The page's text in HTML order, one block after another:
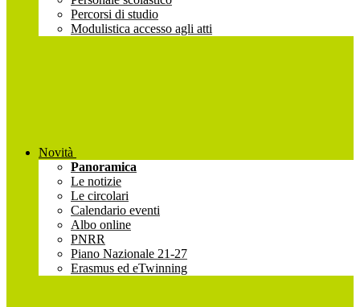
Percorsi di studio
Modulistica accesso agli atti
Novità
Panoramica
Le notizie
Le circolari
Calendario eventi
Albo online
PNRR
Piano Nazionale 21-27
Erasmus ed eTwinning